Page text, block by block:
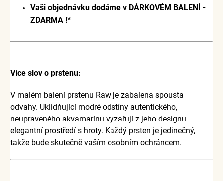
Vaši objednávku dodáme v DÁRKOVÉM BALENÍ -
ZDARMA !*
Více slov o prstenu:
V malém balení prstenu Raw je zabalena spousta
odvahy. Uklidňující modré odstíny autentického,
neupraveného akvamarínu vyzařují z jeho designu
elegantní prostředí s hroty. Každý prsten je jedinečný,
takže bude skutečně vaším osobním ochráncem.